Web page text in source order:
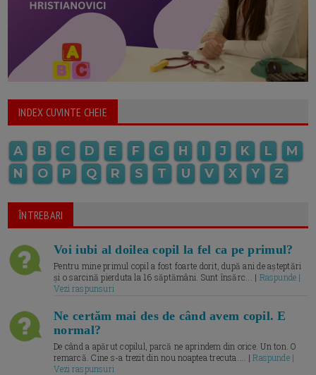
INDEX CUVINTE CHEIE
A B C D E F G H I J K L
M
N
O P Q R S T U V X Y Z
ÎNTREBARI
Voi iubi al doilea copil la fel ca pe primul?
Pentru mine primul copil a fost foarte dorit, după ani de așteptări
și o sarcină pierduta la 16 săptămâni. Sunt însărc... | Raspunde |
Vezi raspunsuri
Ne certăm mai des de când avem copil. E
normal?
De când a apărut copilul, parcă ne aprindem din orice. Un ton. O
remarcă. Cine s-a trezit din nou noaptea trecuta.... |Raspunde |
Vezi raspunsuri